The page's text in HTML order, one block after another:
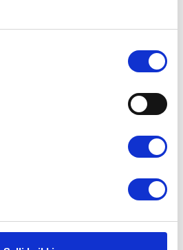
31.12.2024 at 23:59